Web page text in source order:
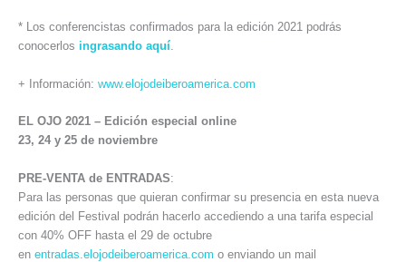
* Los conferencistas confirmados para la edición 2021 podrás
conocerlos ingrasando aquí.
+ Información: www.elojodeiberoamerica.com
EL OJO 2021 – Edición especial online
23, 24 y 25 de noviembre
PRE-VENTA de ENTRADAS:
Para las personas que quieran confirmar su presencia en esta nueva
edición del Festival podrán hacerlo accediendo a una tarifa especial
con 40% OFF hasta el 29 de octubre
en entradas.elojodeiberoamerica.com o enviando un mail